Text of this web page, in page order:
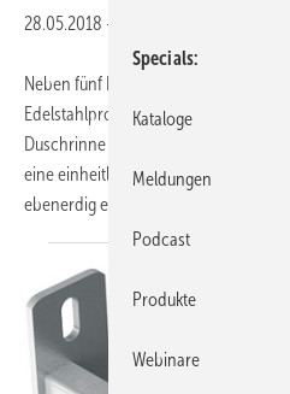
28.05.2018 -
Neben fünf Designvarianten mit zwei
Edelstahlprofilen (CleanLine20 und
Duschrinne Geberit CleanLine nun
eine einheitliche und ruhige
ebenerdig eingebaut und lässt
Specials
Kataloge
Meldungen
Podcast
Produkte
Webinare